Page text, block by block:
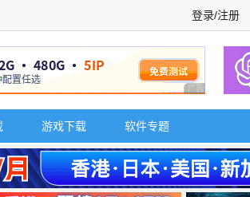
登录/注册
广告 商业广告，
游戏下载 软件专题